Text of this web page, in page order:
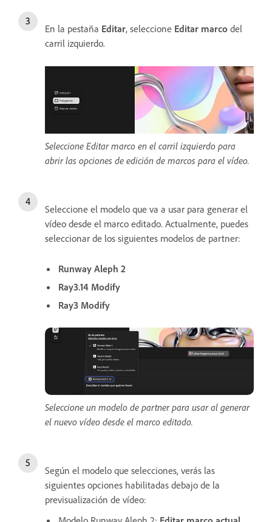
En la pestaña Editar, seleccione Editar marco del
carril izquierdo.
Seleccione Editar marco en el carril izquierdo para
abrir las opciones de edición de marcos para el vídeo.
Seleccione el modelo que va a usar para generar el
vídeo desde el marco editado. Actualmente, puedes
seleccionar de los siguientes modelos de partner:
Runway Aleph 2
Ray3.14 Modify
Ray3 Modify
Seleccione un modelo de partner para usar al generar
el nuevo vídeo desde el marco editado.
Según el modelo que selecciones, verás las
siguientes opciones habilitadas debajo de la
previsualización de vídeo: